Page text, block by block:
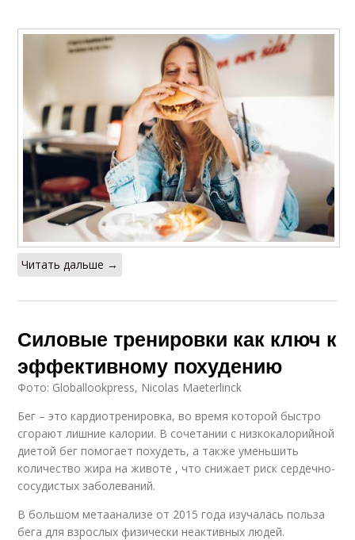
Читать дальше →
Силовые тренировки как ключ к
эффективному похудению
Фото: Globallookpress, Nicolas Maeterlinck
Бег – это кардиотренировка, во время которой быстро
сгорают лишние калории. В сочетании с низкокалорийной
диетой бег помогает похудеть, а также уменьшить
количество жира на животе , что снижает риск сердечно-
сосудистых заболеваний.
В большом метаанализе от 2015 года изучалась польза
бега для взрослых физически неактивных людей.